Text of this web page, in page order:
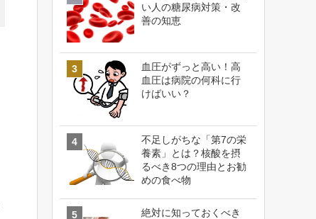
い人の糖尿病対策・改
善の知恵
血圧がずっと高い！高
血圧は病院の何科に行
けばいい？
不足しがちな「第7の栄
養素」とは？核酸を摂
るべき8つの理由とお勧
めの食べ物
絶対に知っておくべき